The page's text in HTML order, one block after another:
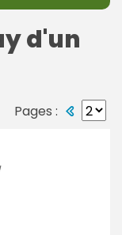
d'un
Pages :